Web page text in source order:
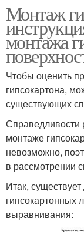
Монтаж
монтажа
Чтобы оценить
гипсокартона,
существующих
Справедливости
монтаже
невозможно,
в рассмотрении
Итак,
гипсокартонных
выравнивания: